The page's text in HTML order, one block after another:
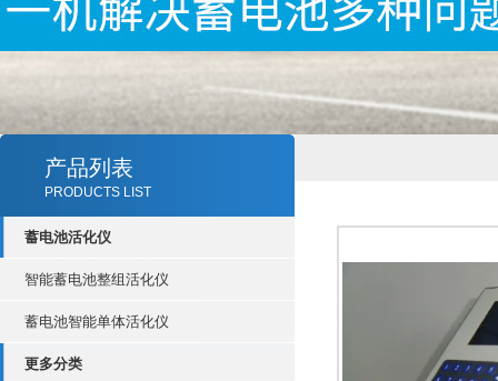
产品列表
PRODUCTS LIST
蓄电池活化仪
智能蓄电池整组活化仪
蓄电池智能单体活化仪
更多分类